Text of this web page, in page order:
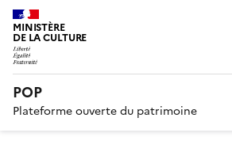
MINISTÈRE
DE LA CULTURE
POP
Plateforme ouverte du patrimoine